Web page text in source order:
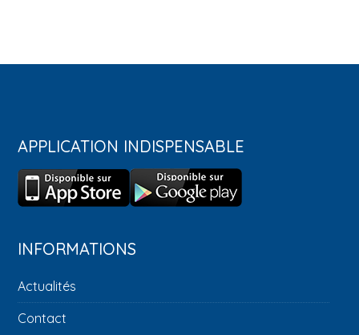
APPLICATION INDISPENSABLE
INFORMATIONS
Actualités
Contact